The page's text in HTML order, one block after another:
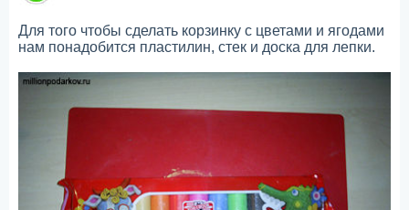
Для того чтобы сделать корзинку с цветами и ягодами
нам понадобится пластилин, стек и доска для лепки.